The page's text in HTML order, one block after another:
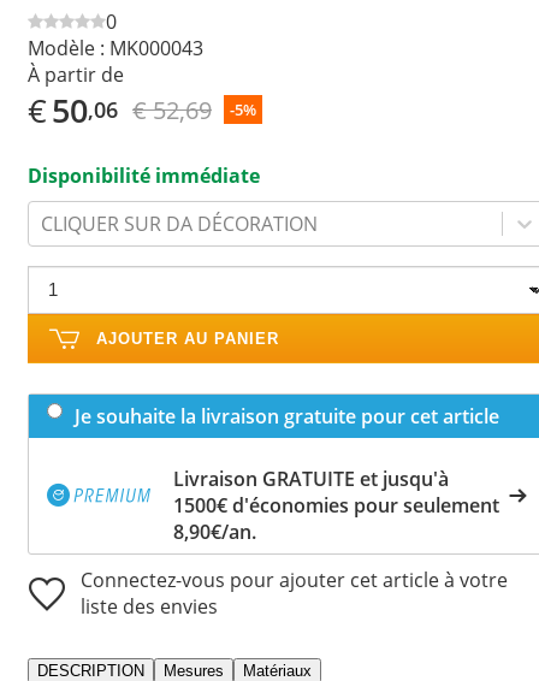
0
Modèle : MK000043
À partir de
€50,06 € 52,69 -5%
Disponibilité immédiate
CLIQUER SUR DA DÉCORATION
AJOUTER AU PANIER
Je souhaite la livraison gratuite pour cet article
Livraison GRATUITE et jusqu'à
1500€ d'économies pour seulement
8,90€/an.
Connectez-vous pour ajouter cet article à votre
liste des envies
DESCRIPTION Mesures Matériaux